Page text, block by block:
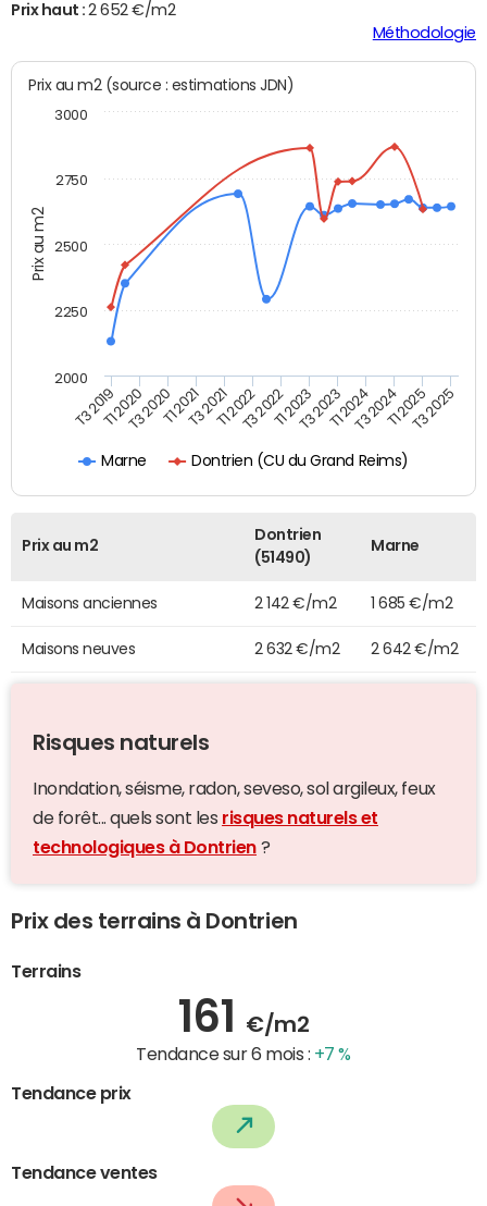
Prix haut :2 652 €/m2
Méthodologie
Prix au m2
Prix au m2 (source : estimations JDN)
Marne Dontrien (CU du Grand Reims)
T3 2019T1 2020T3 2020T1 2021T3 2021T1 2022T3 2022T1 2023T3 2023T1 2024T3 2024T1 2025T3 2025
2000
3000
2250
2500
2750
Prix au m2
Dontrien
(51490)
Marne
Maisons anciennes 2 142 €/m2 1 685 €/m2
Maisons neuves 2 632 €/m2 2 642 €/m2
Risques naturels
Inondation, séisme, radon, seveso, sol argileux, feux
de forêt... quels sont les risques naturels et
technologiques à Dontrien ?
Prix des terrains à Dontrien
Terrains
161 €/m2
Tendance sur 6 mois : +7 %
Tendance prix
Tendance ventes